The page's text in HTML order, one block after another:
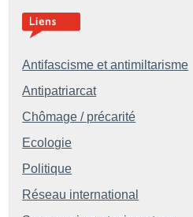
Antifascisme et antimiltarisme
Antipatriarcat
Chômage / précarité
Ecologie
Politique
Réseau international